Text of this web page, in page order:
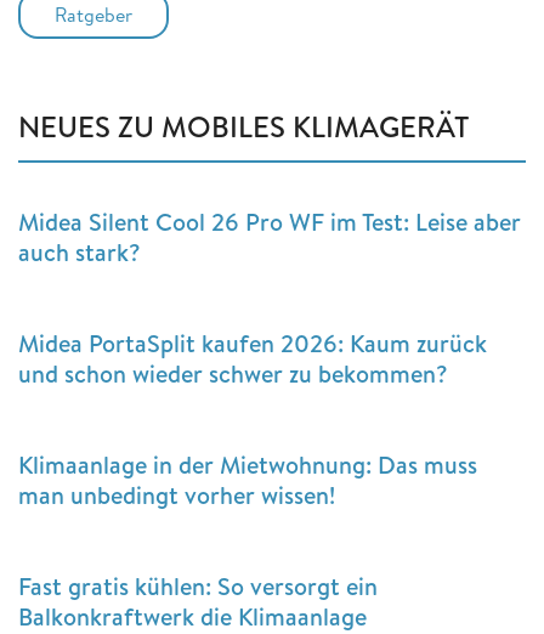
Ratgeber
NEUES ZU MOBILES KLIMAGERÄT
Midea Silent Cool 26 Pro WF im Test: Leise aber
auch stark?
Midea PortaSplit kaufen 2026: Kaum zurück
und schon wieder schwer zu bekommen?
Klimaanlage in der Mietwohnung: Das muss
man unbedingt vorher wissen!
Fast gratis kühlen: So versorgt ein
Balkonkraftwerk die Klimaanlage